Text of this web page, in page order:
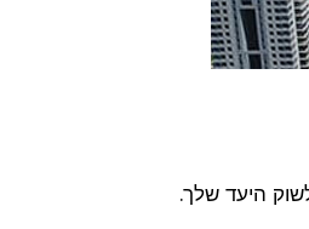
היעד שלך.